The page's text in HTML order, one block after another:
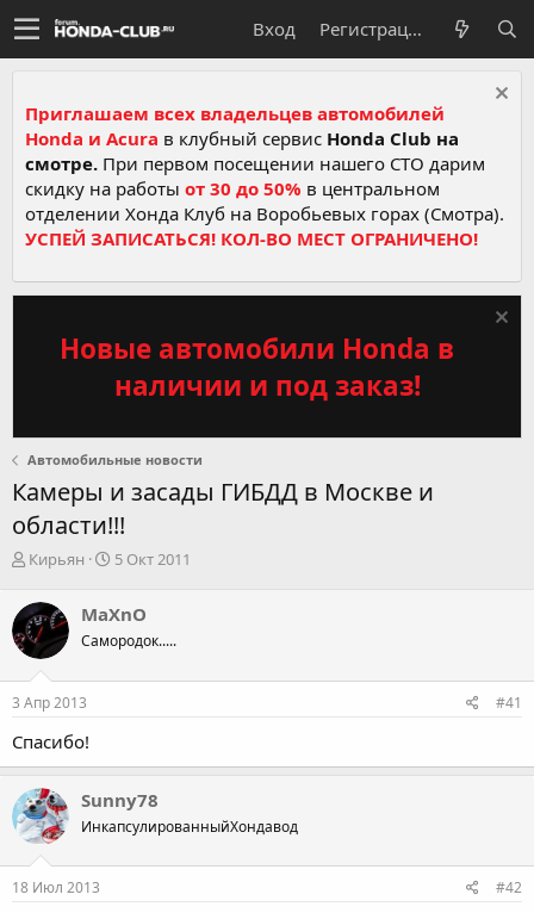
Вход Регистрация
Приглашаем всех владельцев автомобилей
Honda и Acura в клубный сервис Honda Club на
смотре. При первом посещении нашего СТО дарим
скидку на работы от 30 до 50% в центральном
отделении Хонда Клуб на Воробьевых горах (Смотра).
УСПЕЙ ЗАПИСАТЬСЯ! КОЛ-ВО МЕСТ ОГРАНИЧЕНО!
Новые автомобили Honda в
наличии и под заказ!
Автомобильные новости
Камеры и засады ГИБДД в Москве и
области!!!
А
т
о
р
е
м
Кирьян
Д
а
н
ч
5 Окт 2011
MaXnO
Самородок.....
3 Апр 2013 #41
Спасибо!
Sunny78
ИнкапсулированныйХондавод
18 Июл 2013 #42